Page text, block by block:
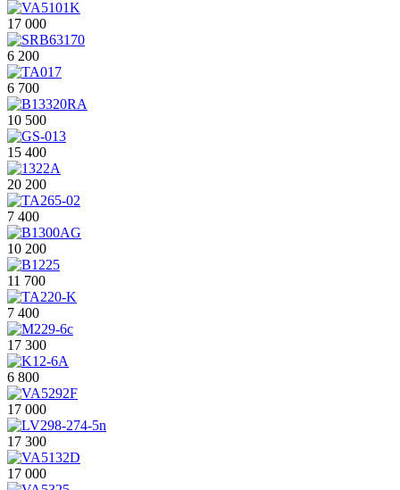
17 000
6 200
6 700
10 500
15 400
20 200
7 400
10 200
11 700
7 400
17 300
6 800
17 000
17 300
17 000